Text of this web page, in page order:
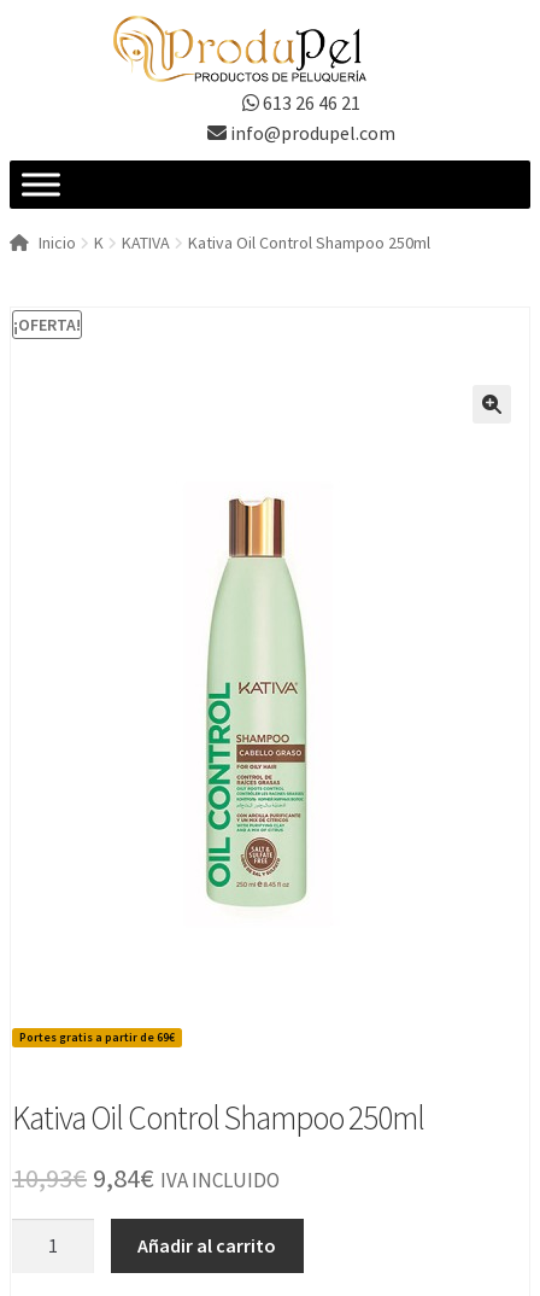
613 26 46 21
info@produpel.com
Inicio K KATIVA Kativa Oil Control Shampoo 250ml
¡OFERTA!
Portes gratis a partir de 69€
Kativa Oil Control Shampoo 250ml
10,93€ El
precio
original
9,84€ El
precio
actual
IVA INCLUIDO
Añadir al carrito